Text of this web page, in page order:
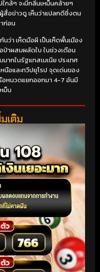
กล้ๆ จะมีกลิ่นเหม็นคล้ายๆ
สื่อข่าวดู เห็นว่าแปลกดีซึ่งตน
ก่อน
ว่า เห็ดมือผี เป็นเห็ดพื้นเมือง
าผสมผลัดใบ ในช่วงเดือน
กในรัฐแทสเมเนีย ประเทศ
นือและทวีปยุโรป จุดเด่นของ
อหนวดแยกออกมา 4-7 อันมี
ม็น
เติม